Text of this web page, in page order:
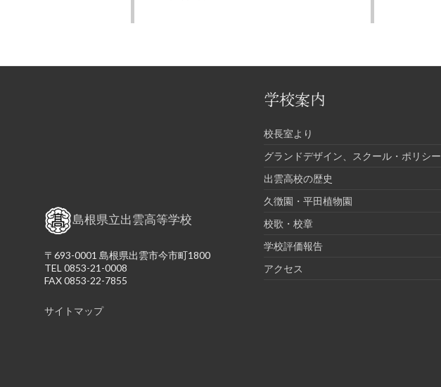
島根県立出雲高等学校
〒693-0001 島根県出雲市今市町1800
TEL 0853-21-0008
FAX 0853-22-7855
サイトマップ
学校案内
校長室より
グランドデザイン、スクール・ポリシー
出雲高校の歴史
久徴園・平田植物園
校歌・校章
学校評価報告
アクセス